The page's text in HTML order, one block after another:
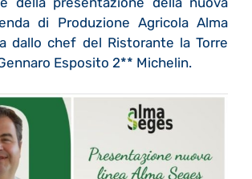
di Produzione Agricola Alma
dallo chef del Ristorante la Torre
Esposito 2** Michelin.